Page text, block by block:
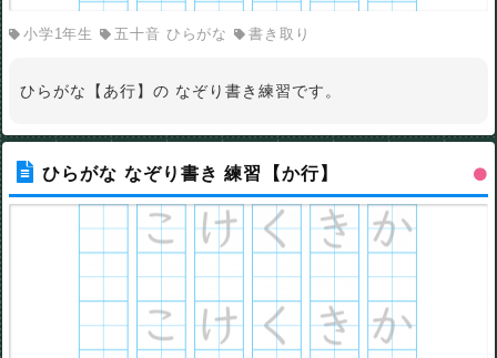
小学1年生 五十音 ひらがな 書き取り
ひらがな【あ行】の なぞり書き練習です。
ひらがな なぞり書き 練習【か行】